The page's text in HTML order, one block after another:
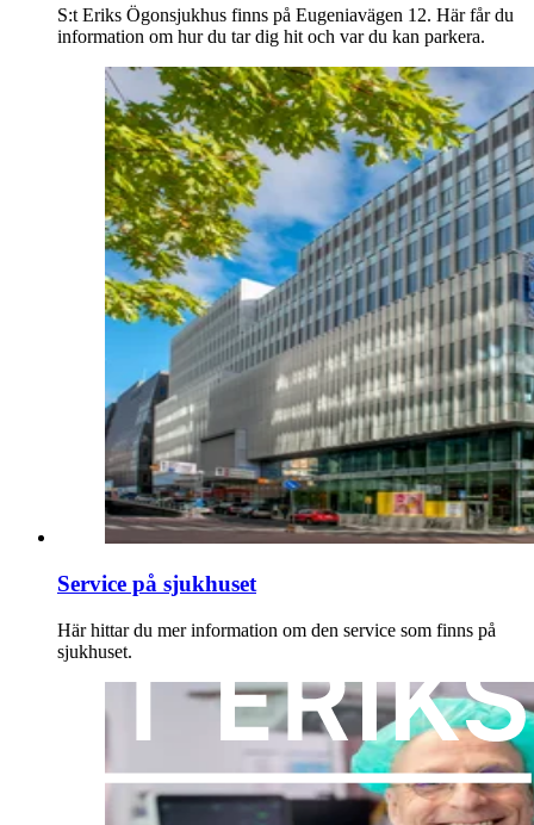
S:t Eriks Ögonsjukhus finns på Eugeniavägen 12. Här får du
information om hur du tar dig hit och var du kan parkera.
Service på sjukhuset
Här hittar du mer information om den service som finns på
sjukhuset.